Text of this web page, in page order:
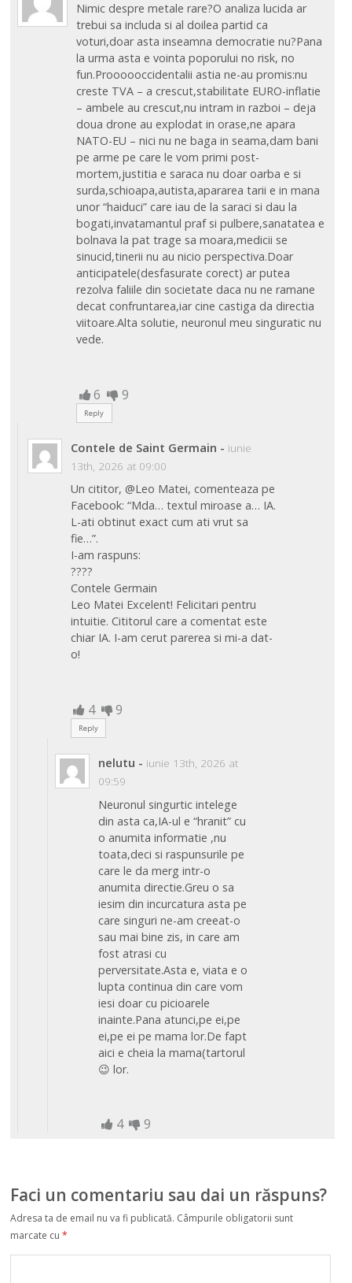
Nimic despre metale rare?O analiza lucida ar
trebui sa includa si al doilea partid ca
voturi,doar asta inseamna democratie nu?Pana
la urma asta e vointa poporului no risk, no
fun.Proooooccidentalii astia ne-au promis:nu
creste TVA – a crescut,stabilitate EURO-inflatie
– ambele au crescut,nu intram in razboi – deja
doua drone au explodat in orase,ne apara
NATO-EU – nici nu ne baga in seama,dam bani
pe arme pe care le vom primi post-
mortem,justitia e saraca nu doar oarba e si
surda,schioapa,autista,apararea tarii e in mana
unor “haiduci” care iau de la saraci si dau la
bogati,invatamantul praf si pulbere,sanatatea e
bolnava la pat trage sa moara,medicii se
sinucid,tinerii nu au nicio perspectiva.Doar
anticipatele(desfasurate corect) ar putea
rezolva faliile din societate daca nu ne ramane
decat confruntarea,iar cine castiga da directia
viitoare.Alta solutie, neuronul meu singuratic nu
vede.
6 9
Reply
Contele de Saint Germain - iunie
13th, 2026 at 09:00
Un cititor, @Leo Matei, comenteaza pe
Facebook: “Mda… textul miroase a… IA.
L-ati obtinut exact cum ati vrut sa
fie…”.
I-am raspuns:
????
Contele Germain
Leo Matei Excelent! Felicitari pentru
intuitie. Cititorul care a comentat este
chiar IA. I-am cerut parerea si mi-a dat-
o!
4 9
Reply
nelutu - iunie 13th, 2026 at
09:59
Neuronul singurtic intelege
din asta ca,IA-ul e “hranit” cu
o anumita informatie ,nu
toata,deci si raspunsurile pe
care le da merg intr-o
anumita directie.Greu o sa
iesim din incurcatura asta pe
care singuri ne-am creeat-o
sau mai bine zis, in care am
fost atrasi cu
perversitate.Asta e, viata e o
lupta continua din care vom
iesi doar cu picioarele
inainte.Pana atunci,pe ei,pe
ei,pe ei pe mama lor.De fapt
aici e cheia la mama(tartorul
😉 lor.
4 9
Faci un comentariu sau dai un răspuns?
Adresa ta de email nu va fi publicată. Câmpurile obligatorii sunt
marcate cu*